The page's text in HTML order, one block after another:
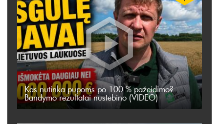
Kas nutinka pupoms po 100 % pažeidimo?
Bandymo rezultatai nustebino (VIDEO)